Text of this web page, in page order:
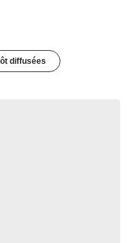
diffusées